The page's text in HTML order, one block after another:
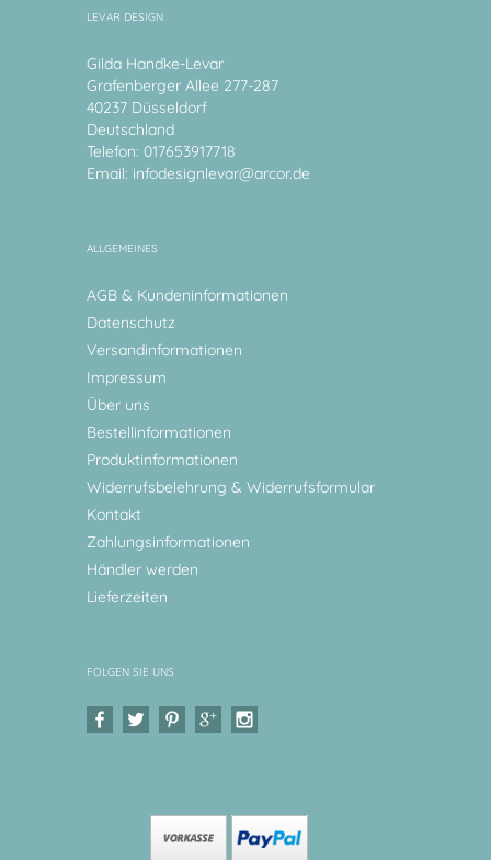
LEVAR DESIGN
Gilda Handke-Levar
Grafenberger Allee 277-287
40237 Düsseldorf
Deutschland
Telefon: 017653917718
Email: infodesignlevar@arcor.de
ALLGEMEINES
AGB & Kundeninformationen
Datenschutz
Versandinformationen
Impressum
Über uns
Bestellinformationen
Produktinformationen
Widerrufsbelehrung & Widerrufsformular
Kontakt
Zahlungsinformationen
Händler werden
Lieferzeiten
FOLGEN SIE UNS